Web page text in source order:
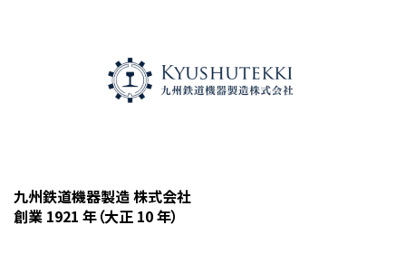
九州鉄道機器製造 株式会社
創業 1921 年（大正 10 年）